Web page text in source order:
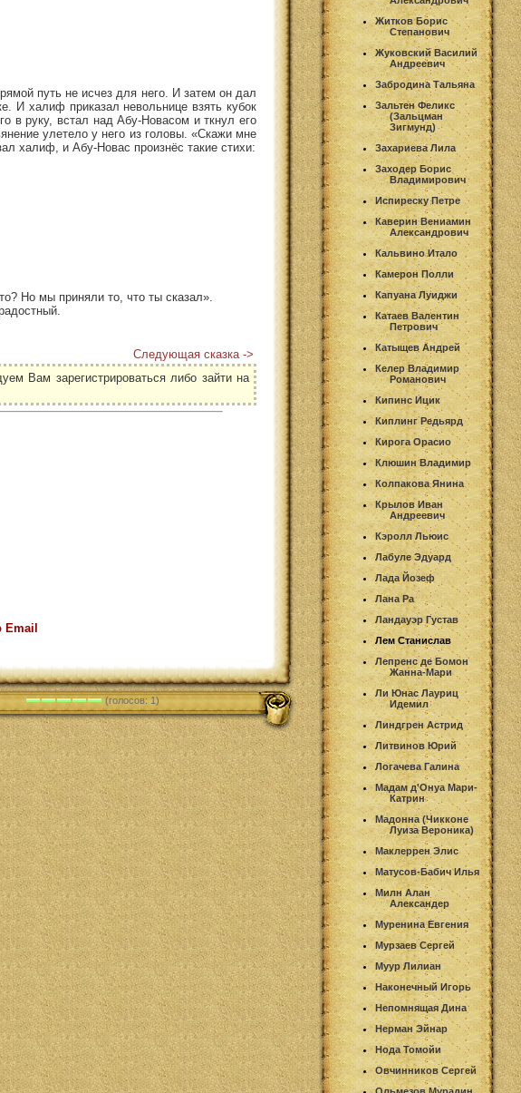
путь не исчез для него. И затем он дал
И халиф приказал невольнице взять кубок
в руку, встал над Абу-Новасом и ткнул его
улетело у него из головы. «Скажи мне
халиф, и Абу-Новас произнёс такие стихи:
Но мы приняли то, что ты сказал».
Следующая сказка ->
Вам зарегистрироваться либо зайти на
(голосов: 1)
Житков Борис
Степанович
Жуковский Василий
Андреевич
Забродина Тальяна
Зальтен Феликс
(Зальцман
Зигмунд)
Захариева Лила
Заходер Борис
Владимирович
Испиреску Петре
Каверин Вениамин
Александрович
Кальвино Итало
Камерон Полли
Капуана Луиджи
Катаев Валентин
Петрович
Катыщев Андрей
Келер Владимир
Романович
Кипинс Ицик
Киплинг Редьярд
Кирога Орасио
Клюшин Владимир
Колпакова Янина
Крылов Иван
Андреевич
Кэролл Льюис
Лабуле Эдуард
Лада Йозеф
Лана Ра
Ландауэр Густав
Лем Станислав
Лепренс де Бомон
Жанна-Мари
Ли Юнас Лауриц
Идемил
Линдгрен Астрид
Литвинов Юрий
Логачева Галина
Мадам д'Онуа Мари-
Катрин
Мадонна (Чикконе
Луиза Вероника)
Маклеррен Элис
Матусов-Бабич Илья
Милн Алан
Александер
Муренина Евгения
Мурзаев Сергей
Муур Лилиан
Наконечный Игорь
Непомнящая Дина
Нерман Эйнар
Нода Томойи
Овчинников Сергей